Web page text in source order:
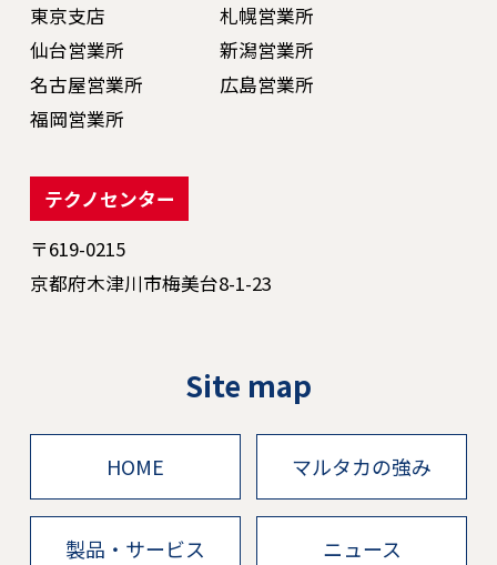
東京支店
札幌営業所
仙台営業所
新潟営業所
名古屋営業所
広島営業所
福岡営業所
テクノセンター
〒619-0215
京都府木津川市梅美台8-1-23
Site map
HOME マルタカの強み
製品・サービス ニュース